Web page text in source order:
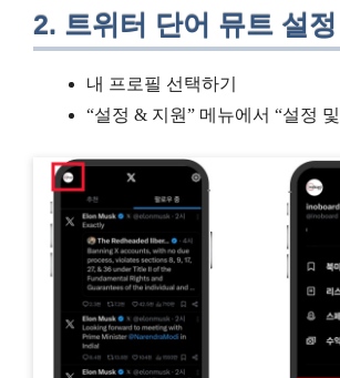
2. 트위터 단어 뮤트 설정
내 프로필 선택하기
“설정 & 지원” 메뉴에서 “설정